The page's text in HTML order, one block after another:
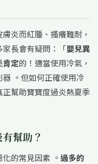
炎而紅腫、搔癢難耐，
長會有疑問：「嬰兒異
肯定的！適當使用冷氣，
。但如何正確使用冷
幫助寶寶度過炎熱夏季
幫助？
的常見因素 。 過多的